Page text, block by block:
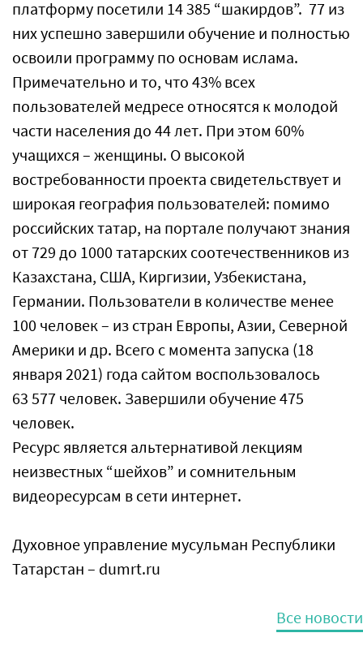
платформу посетили 14 385 “шакирдов”. 77 из
них успешно завершили обучение и полностью
освоили программу по основам ислама.
Примечательно и то, что 43% всех
пользователей медресе относятся к молодой
части населения до 44 лет. При этом 60%
учащихся – женщины. О высокой
востребованности проекта свидетельствует и
широкая география пользователей: помимо
российских татар, на портале получают знания
от 729 до 1000 татарских соотечественников из
Казахстана, США, Киргизии, Узбекистана,
Германии. Пользователи в количестве менее
100 человек – из стран Европы, Азии, Северной
Америки и др. Всего с момента запуска (18
января 2021) года сайтом воспользовалось
63 577 человек. Завершили обучение 475
человек.
Ресурс является альтернативой лекциям
неизвестных “шейхов” и сомнительным
видеоресурсам в сети интернет.
Духовное управление мусульман Республики
Татарстан – dumrt.ru
Все новости